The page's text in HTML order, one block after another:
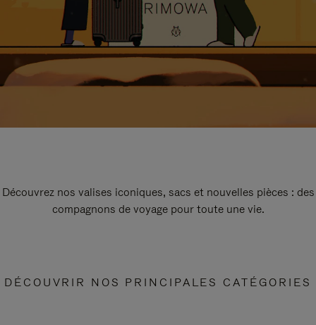
Découvrez nos valises iconiques, sacs et nouvelles pièces : des
compagnons de voyage pour toute une vie.
DÉCOUVRIR NOS PRINCIPALES CATÉGORIES